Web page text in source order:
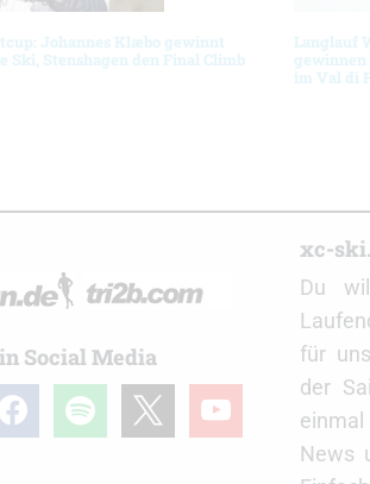
Johannes Klæbo gewinnt
Ski, Stenshagen den Final Climb
Langlauf
gewinnen
im Val di
Social Media
spotify youtube
xc-
Du
für
der
News